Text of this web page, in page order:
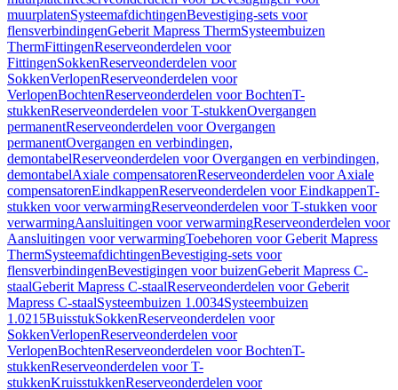
muurplatenSysteemafdichtingenBevestiging-sets voor
flensverbindingenGeberit Mapress ThermSysteembuizen
ThermFittingenReserveonderdelen voor
FittingenSokkenReserveonderdelen voor
SokkenVerlopenReserveonderdelen voor
VerlopenBochtenReserveonderdelen voor BochtenT-
stukkenReserveonderdelen voor T-stukkenOvergangen
permanentReserveonderdelen voor Overgangen
permanentOvergangen en verbindingen,
demontabelReserveonderdelen voor Overgangen en verbindingen,
demontabelAxiale compensatorenReserveonderdelen voor Axiale
compensatorenEindkappenReserveonderdelen voor EindkappenT-
stukken voor verwarmingReserveonderdelen voor T-stukken voor
verwarmingAansluitingen voor verwarmingReserveonderdelen voor
Aansluitingen voor verwarmingToebehoren voor Geberit Mapress
ThermSysteemafdichtingenBevestiging-sets voor
flensverbindingenBevestigingen voor buizenGeberit Mapress C-
staalGeberit Mapress C-staalReserveonderdelen voor Geberit
Mapress C-staalSysteembuizen 1.0034Systeembuizen
1.0215BuisstukSokkenReserveonderdelen voor
SokkenVerlopenReserveonderdelen voor
VerlopenBochtenReserveonderdelen voor BochtenT-
stukkenReserveonderdelen voor T-
stukkenKruisstukkenReserveonderdelen voor